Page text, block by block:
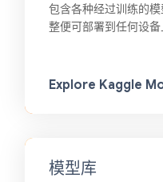
包含各种经过训练的
整便可部署到任何设备
Explore Kaggle
模型库